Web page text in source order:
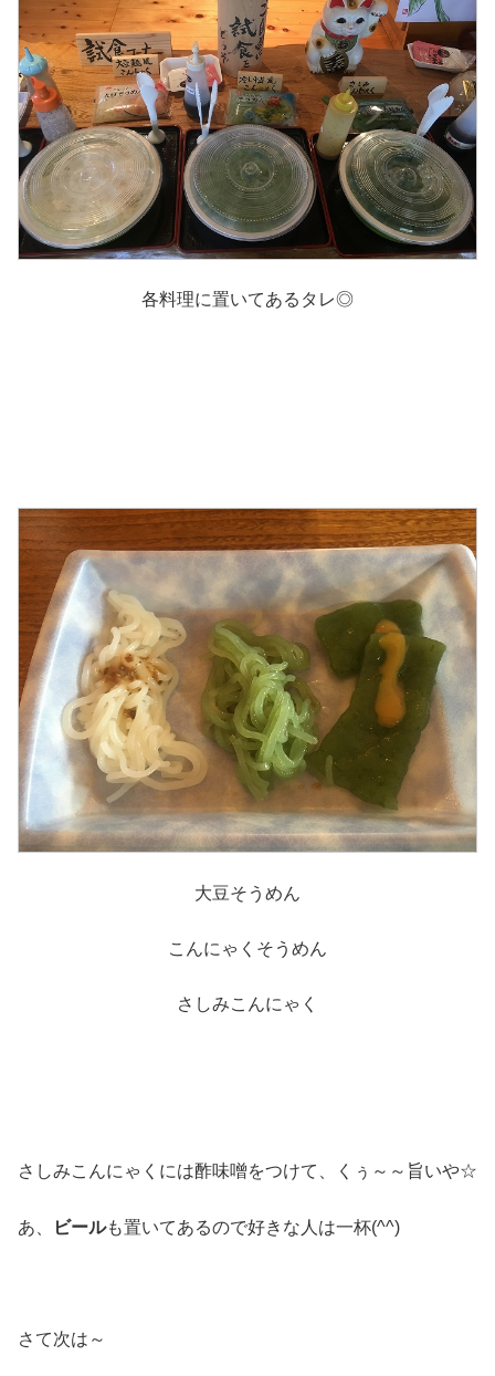
各料理に置いてあるタレ◎
大豆そうめん
こんにゃくそうめん
さしみこんにゃく
さしみこんにゃくには酢味噌をつけて、くぅ～～旨いや☆
あ、 ビールも置いてあるので好きな人は一杯(^^)
さて次は～